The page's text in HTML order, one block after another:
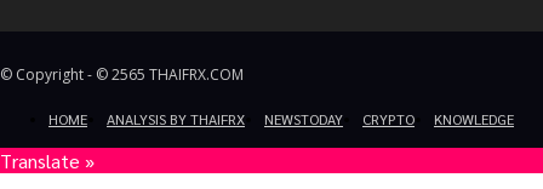
© Copyright - © 2565 THAIFRX.COM
HOME ANALYSIS BY THAIFRX NEWSTODAY CRYPTO KNOWLEDGE
Translate »